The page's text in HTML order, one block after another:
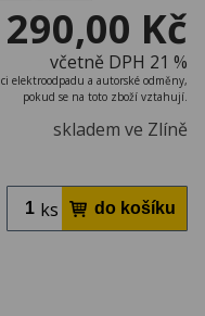
Kč
včetně DPH 21 %
elektroodpadu a autorské odměny,
pokud se na toto zboží vztahují.
skladem ve Zlíně
ks